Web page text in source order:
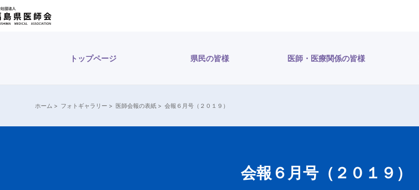
トップページ 県民の皆様 医師・医療関係の皆様
ホーム > フォトギャラリー > 医師会報の表紙 > 会報６月号（２０１９）
会報６月号（２０１９）